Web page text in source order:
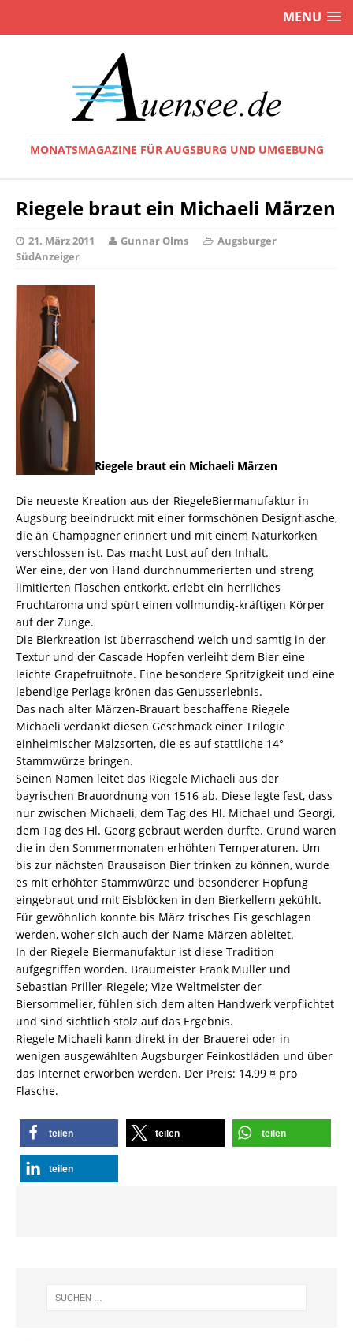
MENU
MONATSMAGAZINE FÜR AUGSBURG UND UMGEBUNG
Riegele braut ein Michaeli Märzen
21. März 2011 Gunnar Olms
Augsburger
SüdAnzeiger
Riegele braut ein Michaeli Märzen
Die neueste Kreation aus der RiegeleBiermanufaktur in
Augsburg beeindruckt mit einer formschönen Designflasche,
die an Champagner erinnert und mit einem Naturkorken
verschlossen ist. Das macht Lust auf den Inhalt.
Wer eine, der von Hand durchnummerierten und streng
limitierten Flaschen entkorkt, erlebt ein herrliches
Fruchtaroma und spürt einen vollmundig-kräftigen Körper
auf der Zunge.
Die Bierkreation ist überraschend weich und samtig in der
Textur und der Cascade Hopfen verleiht dem Bier eine
leichte Grapefruitnote. Eine besondere Spritzigkeit und eine
lebendige Perlage krönen das Genusserlebnis.
Das nach alter Märzen-Brauart beschaffene Riegele
Michaeli verdankt diesen Geschmack einer Trilogie
einheimischer Malzsorten, die es auf stattliche 14°
Stammwürze bringen.
Seinen Namen leitet das Riegele Michaeli aus der
bayrischen Brauordnung von 1516 ab. Diese legte fest, dass
nur zwischen Michaeli, dem Tag des Hl. Michael und Georgi,
dem Tag des Hl. Georg gebraut werden durfte. Grund waren
die in den Sommermonaten erhöhten Temperaturen. Um
bis zur nächsten Brausaison Bier trinken zu können, wurde
es mit erhöhter Stammwürze und besonderer Hopfung
eingebraut und mit Eisblöcken in den Bierkellern gekühlt.
Für gewöhnlich konnte bis März frisches Eis geschlagen
werden, woher sich auch der Name Märzen ableitet.
In der Riegele Biermanufaktur ist diese Tradition
aufgegriffen worden. Braumeister Frank Müller und
Sebastian Priller-Riegele; Vize-Weltmeister der
Biersommelier, fühlen sich dem alten Handwerk verpflichtet
und sind sichtlich stolz auf das Ergebnis.
Riegele Michaeli kann direkt in der Brauerei oder in
wenigen ausgewählten Augsburger Feinkostläden und über
das Internet erworben werden. Der Preis: 14,99 ¤ pro
Flasche.
teilen teilen teilen
teilen